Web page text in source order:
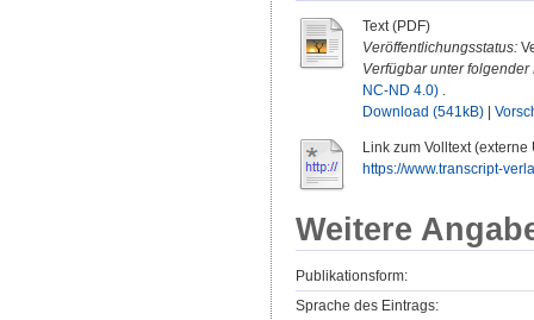
Text (PDF)
Veröffentlichungsstatus:
Verfügbar unter folgender
NC-ND 4.0) .
Download (541kB)
Link zum Volltext (externe
https://www.transcript-
Weitere
Publikationsform:
Sprache des Eintrags: